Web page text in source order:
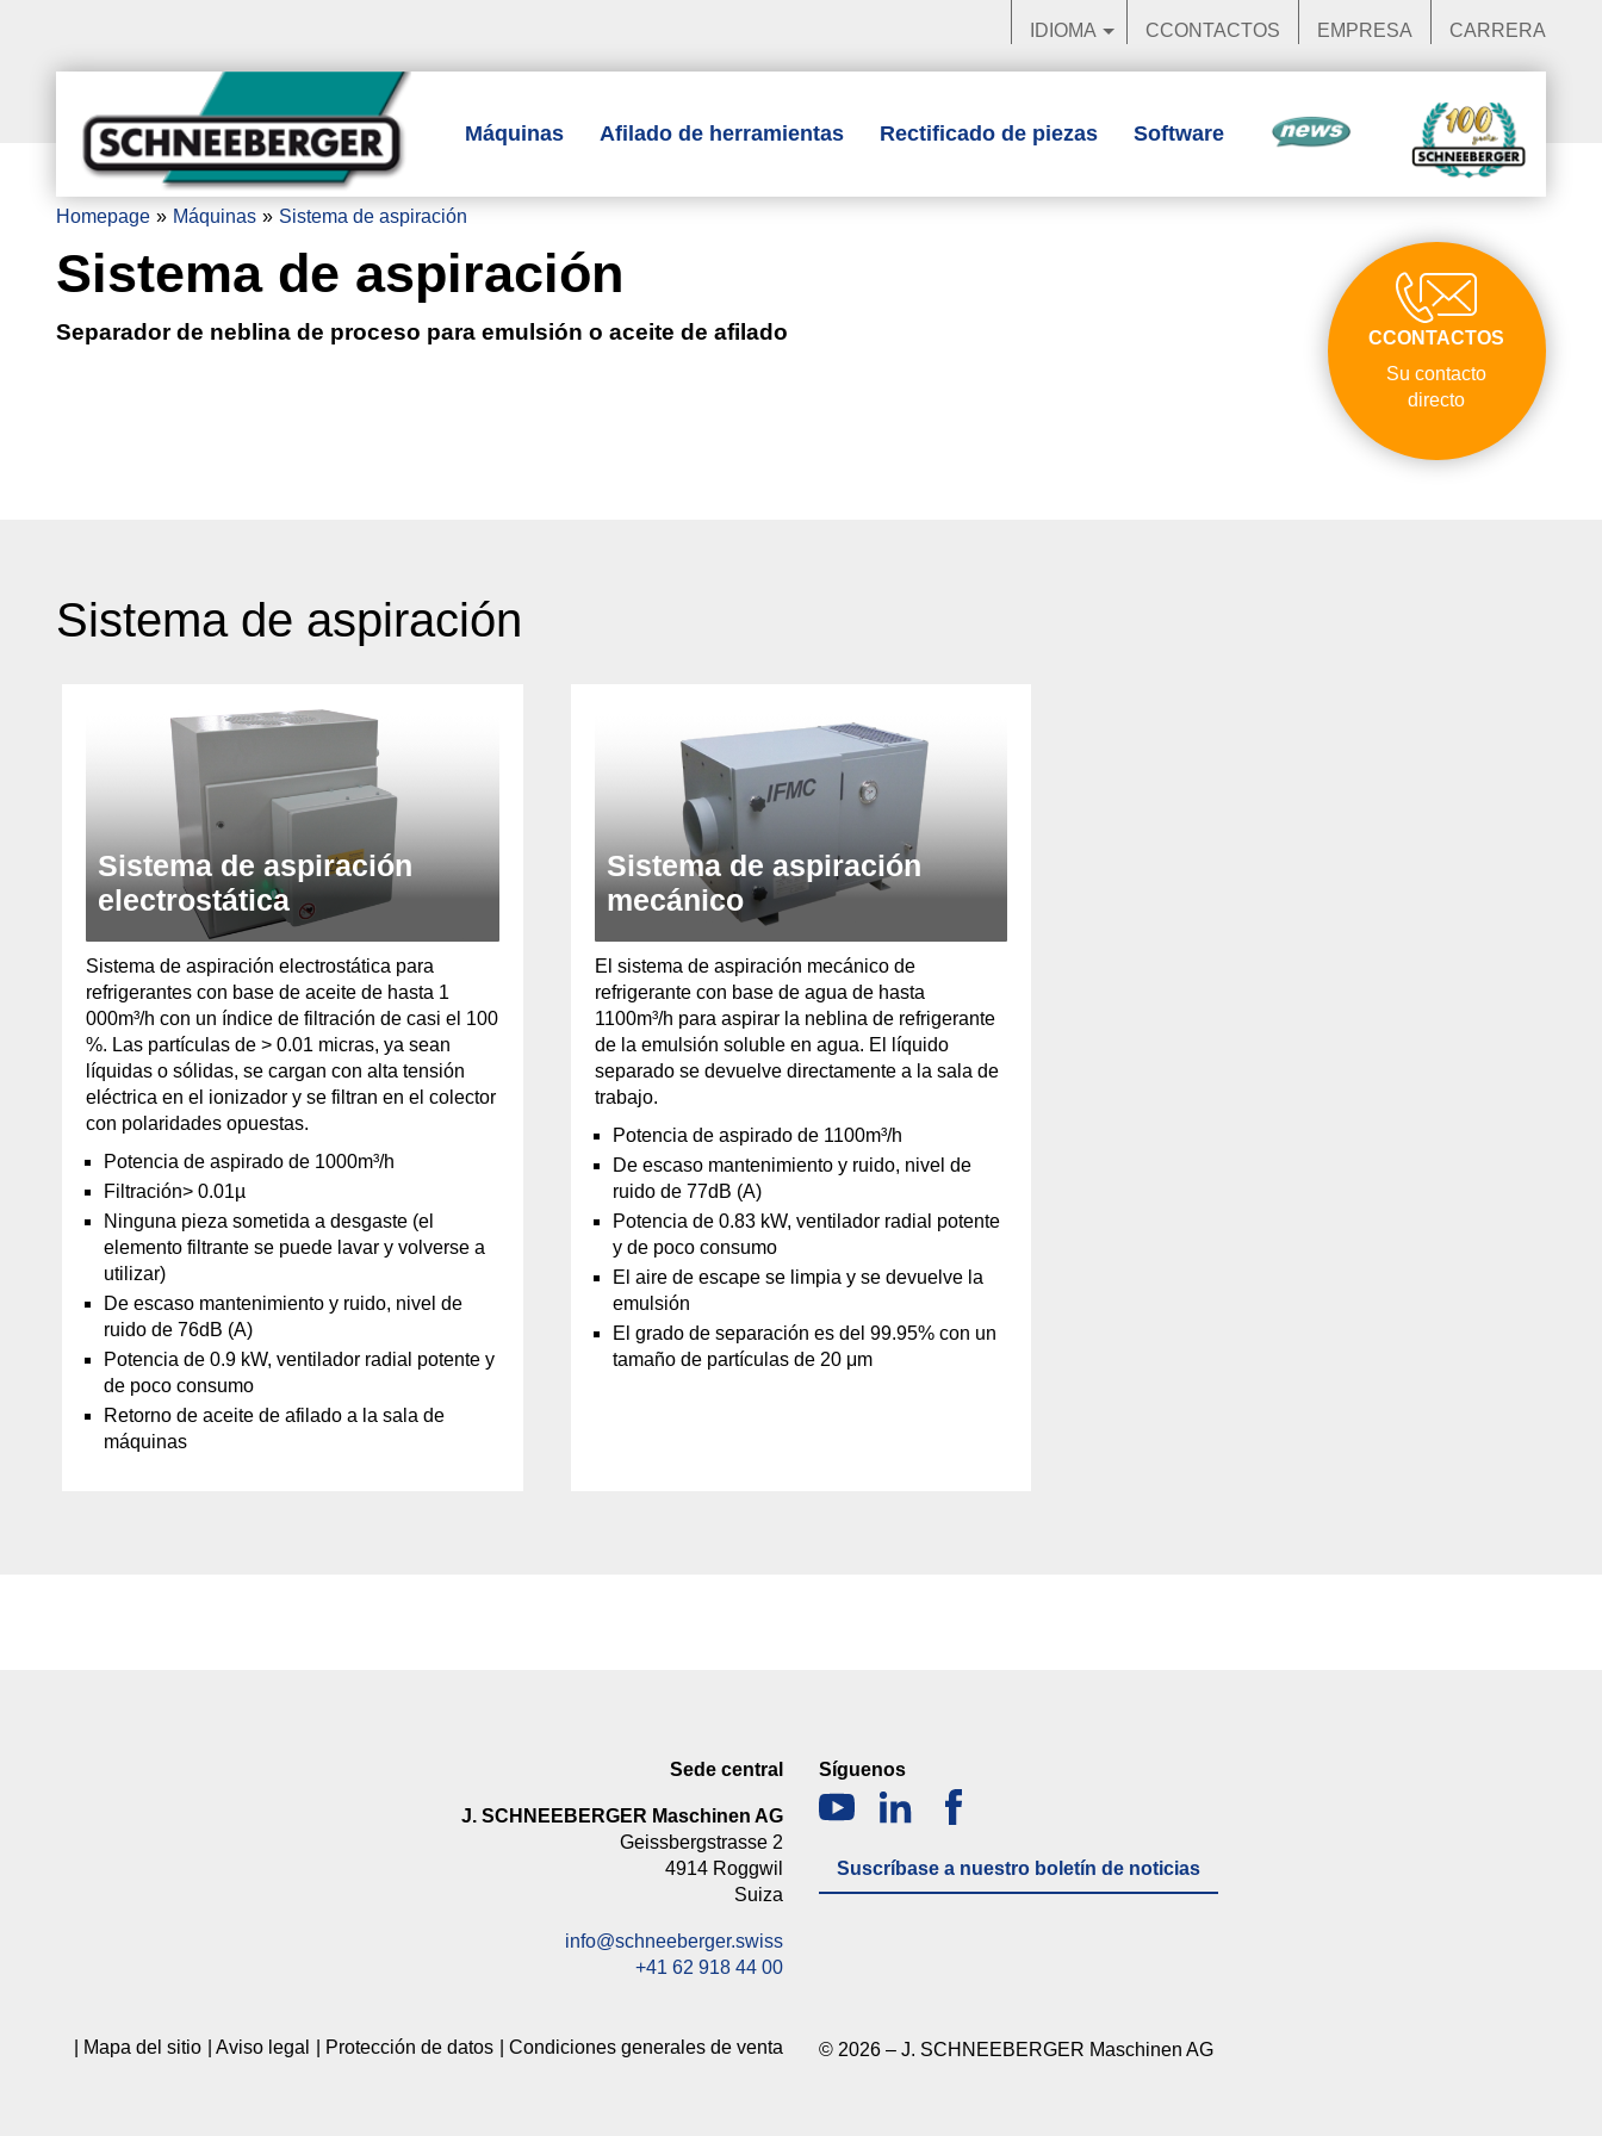
IDIOMA CCONTACTOS EMPRESA CARRERA
Máquinas Afilado de herramientas Rectificado de piezas Software Novedades
Homepage Máquinas Sistema de aspiración
Sistema de aspiración
Separador de neblina de proceso para emulsión o aceite de afilado
CCONTACTOS
Su contacto
directo
Sistema de aspiración
Sistema de aspiración
electrostática
Sistema de aspiración electrostática para
refrigerantes con base de aceite de hasta 1
000m³/h con un índice de filtración de casi el 100
%. Las partículas de > 0.01 micras, ya sean
líquidas o sólidas, se cargan con alta tensión
eléctrica en el ionizador y se filtran en el colector
con polaridades opuestas.
Potencia de aspirado de 1000m³/h
Filtración> 0.01µ
Ninguna pieza sometida a desgaste (el
elemento filtrante se puede lavar y volverse a
utilizar)
De escaso mantenimiento y ruido, nivel de
ruido de 76dB (A)
Potencia de 0.9 kW, ventilador radial potente y
de poco consumo
Retorno de aceite de afilado a la sala de
máquinas
Sistema de aspiración
mecánico
El sistema de aspiración mecánico de
refrigerante con base de agua de hasta
1100m³/h para aspirar la neblina de refrigerante
de la emulsión soluble en agua. El líquido
separado se devuelve directamente a la sala de
trabajo.
Potencia de aspirado de 1100m³/h
De escaso mantenimiento y ruido, nivel de
ruido de 77dB (A)
Potencia de 0.83 kW, ventilador radial potente
y de poco consumo
El aire de escape se limpia y se devuelve la
emulsión
El grado de separación es del 99.95% con un
tamaño de partículas de 20 μm
Sede central
J. SCHNEEBERGER Maschinen AG
Geissbergstrasse 2
4914 Roggwil
Suiza
info@schneeberger.swiss
+41 62 918 44 00
Síguenos
Suscríbase a nuestro boletín de noticias
Mapa del sitio Aviso legal Protección de datos Condiciones generales de venta © 2026 – J. SCHNEEBERGER Maschinen AG